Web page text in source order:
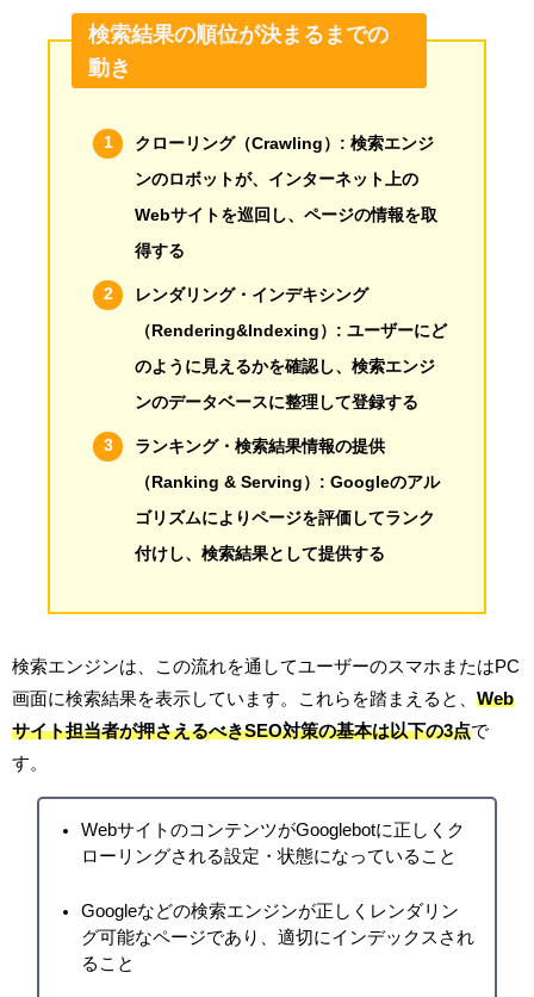
検索結果の順位が決まるまでの
動き
クローリング（Crawling）: 検索エンジ
ンのロボットが、インターネット上の
Webサイトを巡回し、ページの情報を取
得する
レンダリング・インデキシング
（Rendering&Indexing）: ユーザーにど
のように見えるかを確認し、検索エンジ
ンのデータベースに整理して登録する
ランキング・検索結果情報の提供
（Ranking & Serving）: Googleのアル
ゴリズムによりページを評価してランク
付けし、検索結果として提供する
検索エンジンは、この流れを通してユーザーのスマホまたはPC
画面に検索結果を表示しています。これらを踏まえると、 Web
サイト担当者が押さえるべきSEO対策の基本は以下の3点で
す。
WebサイトのコンテンツがGooglebotに正しくク
ローリングされる設定・状態になっていること
Googleなどの検索エンジンが正しくレンダリン
グ可能なページであり、適切にインデックスされ
ること